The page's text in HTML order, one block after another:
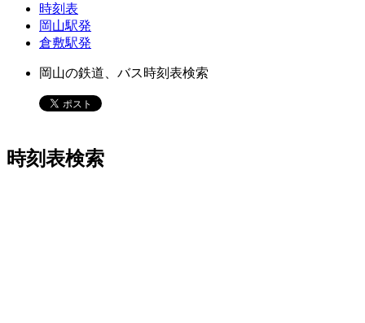
時刻表
岡山駅発
倉敷駅発
岡山の鉄道、バス時刻表検索
時刻表検索